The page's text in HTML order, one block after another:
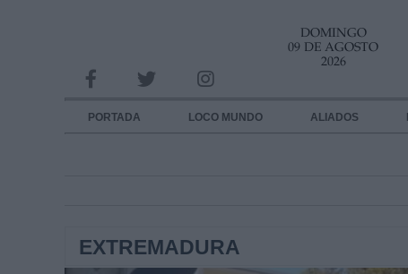
DOMINGO
09 DE AGOSTO
2026
PORTADA LOCO MUNDO ALIADOS
EXTREMADURA
INFORMACION SOBRE LA PROTECCIÓN DE TUS DATOS
Responsable: